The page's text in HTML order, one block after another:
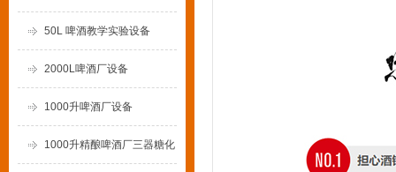
50L 啤酒教学实验设备
2000L啤酒厂设备
1000升啤酒厂设备
1000升精酿啤酒厂三器糖化